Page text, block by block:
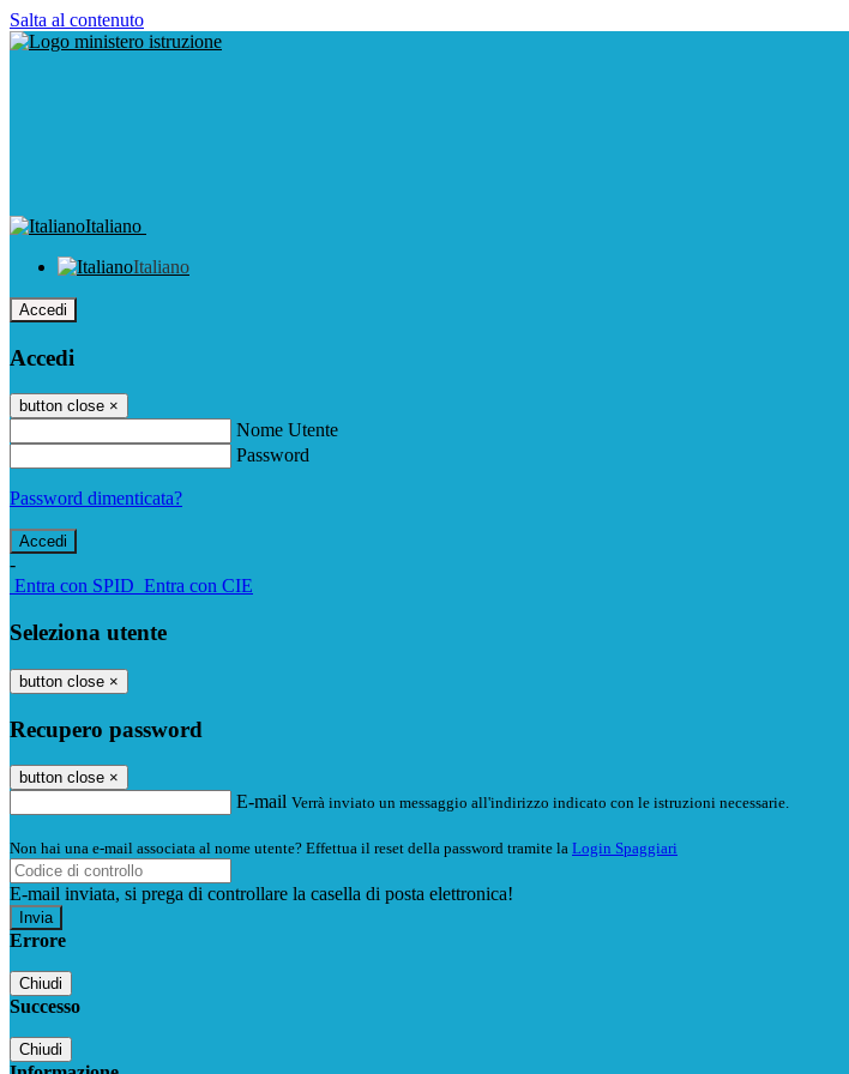
Salta al contenuto
Italiano
Italiano
Accedi
Accedi
button close ×
Nome Utente
Password
Password dimenticata?
-
Entra con SPID Entra con CIE
Seleziona utente
button close ×
Recupero password
button close ×
E-mail Verrà inviato un messaggio all'indirizzo indicato con le istruzioni necessarie.
Non hai una e-mail associata al nome utente? Effettua il reset della password tramite la Login Spaggiari
E-mail inviata, si prega di controllare la casella di posta elettronica!
Errore
Chiudi
Successo
Chiudi